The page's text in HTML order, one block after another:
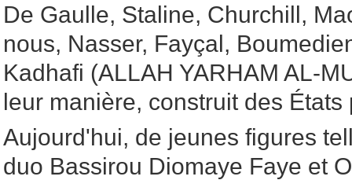
De Gaulle, Staline, Churchill,
nous, Nasser, Fayçal,
Kadhafi (ALLAH YARHAM AL-
leur manière, construit des États
Aujourd'hui, de jeunes figures
duo Bassirou Diomaye Faye et